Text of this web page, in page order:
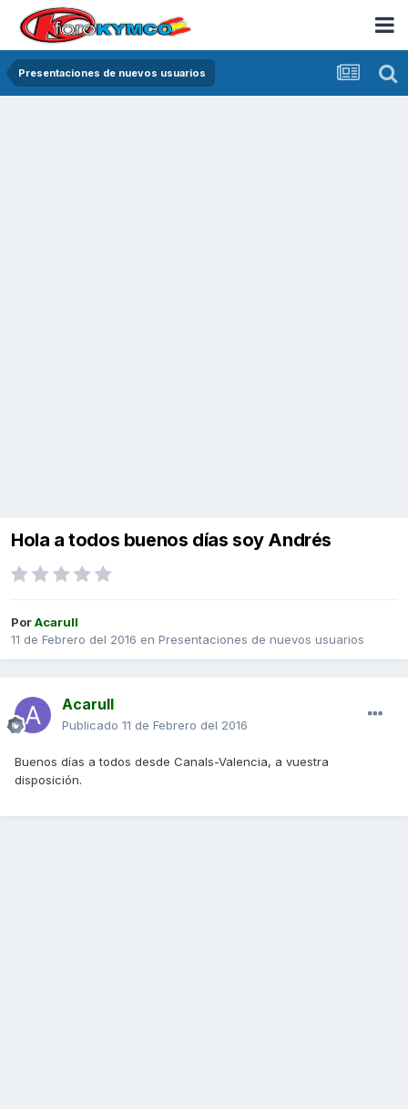
Presentaciones de nuevos usuarios
Hola a todos buenos días soy Andrés
PorAcarull
11 de Febrero del 2016 en Presentaciones de nuevos usuarios
Acarull
Publicado 11 de Febrero del 2016
Buenos días a todos desde Canals-Valencia, a vuestra
disposición.